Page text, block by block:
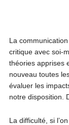
La
critique avec soi-
théories apprises
nouveau toutes
évaluer les
notre disposition.
La difficulté, si